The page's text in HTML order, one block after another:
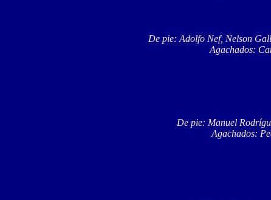
De pie: Adolfo Nef, Nelson
Agachados:
De pie: Manuel
Agachados: